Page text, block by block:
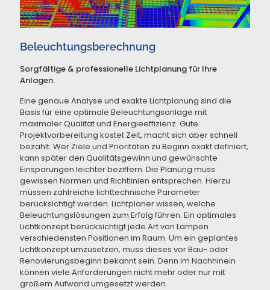
Beleuchtungsberechnung
Sorgfältige & professionelle Lichtplanung für Ihre
Anlagen.
Eine genaue Analyse und exakte Lichtplanung sind die
Basis für eine optimale Beleuchtungsanlage mit
maximaler Qualität und Energieeffizienz. Gute
Projektvorbereitung kostet Zeit, macht sich aber schnell
bezahlt. Wer Ziele und Prioritäten zu Beginn exakt definiert,
kann später den Qualitätsgewinn und gewünschte
Einsparungen leichter beziffern. Die Planung muss
gewissen Normen und Richtlinien entsprechen. Hierzu
müssen zahlreiche lichttechnische Parameter
berücksichtigt werden. Lichtplaner wissen, welche
Beleuchtungslösungen zum Erfolg führen. Ein optimales
Lichtkonzept berücksichtigt jede Art von Lampen
verschiedensten Positionen im Raum. Um ein geplantes
Lichtkonzept umzusetzen, muss dieses vor Bau- oder
Renovierungsbeginn bekannt sein. Denn im Nachhinein
können viele Anforderungen nicht mehr oder nur mit
großem Aufwand umgesetzt werden.